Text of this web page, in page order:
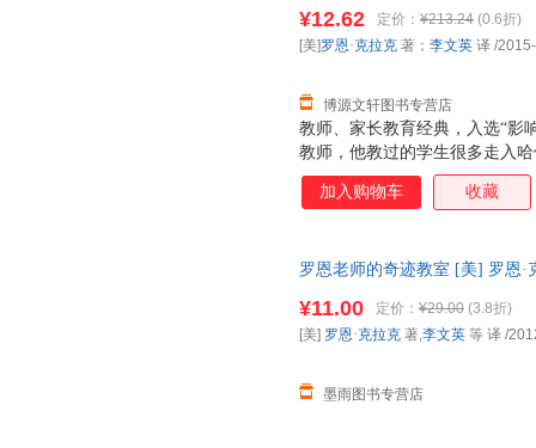
一位美国教师对基础教育的改
方法相结合，让孩子感到学习
教师、家长教育经典，入选“影
教师，他教过的学生很多走入
成为社会精英。年轻时的罗恩
历之后走上三尺讲台，这个改
孩子们学习热情、激发他们求
一位美国教师对基础教育的改
方法相结合，让孩子感到学习
¥12.62 定价： ¥213.24 (0.6折)
博源文轩图书专营店
[美]罗恩·克拉克 著； 李文英 译 /
加入购物车 收藏
罗恩老师的奇迹教室 [美] 罗恩
¥11.00 定价： ¥29.00 (3.8折)
墨雨图书专营店
[美] 罗恩·克拉克 著,李文英 等 译 /